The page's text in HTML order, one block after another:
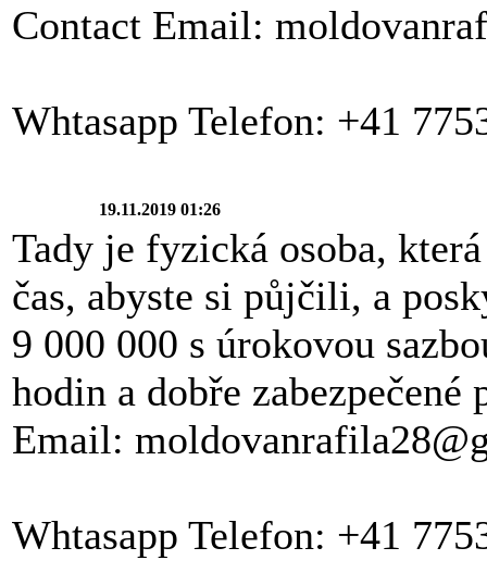
Contact Email:
Whtasapp Telefon: +41
19.11.2019 01:26
Tady je fyzická osoba,
čas, abyste si půjčili, a
9 000 000 s úrokovou
hodin a dobře
Email:
Whtasapp Telefon: +41